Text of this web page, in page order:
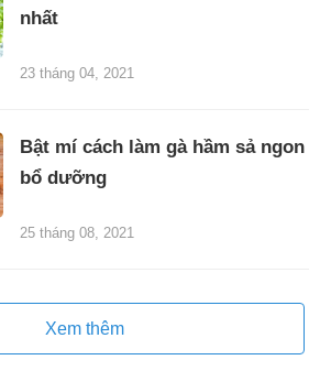
nhất
23 tháng 04, 2021
Bật mí cách làm gà hầm sả ngon
bổ dưỡng
25 tháng 08, 2021
Xem thêm